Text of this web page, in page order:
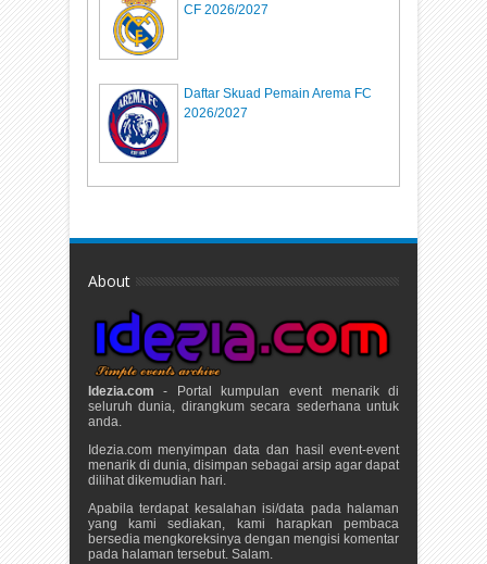
CF 2026/2027
Daftar Skuad Pemain Arema FC
2026/2027
About
Idezia.com - Portal kumpulan event menarik di
seluruh dunia, dirangkum secara sederhana untuk
anda.
Idezia.com menyimpan data dan hasil event-event
menarik di dunia, disimpan sebagai arsip agar dapat
dilihat dikemudian hari.
Apabila terdapat kesalahan isi/data pada halaman
yang kami sediakan, kami harapkan pembaca
bersedia mengkoreksinya dengan mengisi komentar
pada halaman tersebut. Salam.